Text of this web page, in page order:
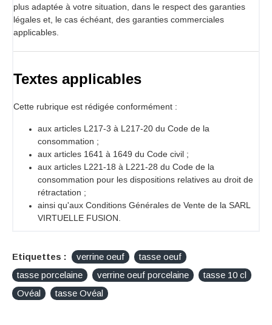
plus adaptée à votre situation, dans le respect des garanties
légales et, le cas échéant, des garanties commerciales
applicables.
Textes applicables
Cette rubrique est rédigée conformément :
aux articles L217-3 à L217-20 du Code de la
consommation ;
aux articles 1641 à 1649 du Code civil ;
aux articles L221-18 à L221-28 du Code de la
consommation pour les dispositions relatives au droit de
rétractation ;
ainsi qu'aux Conditions Générales de Vente de la SARL
VIRTUELLE FUSION.
Etiquettes : verrine oeuf
tasse oeuf
tasse porcelaine
verrine oeuf porcelaine
tasse 10 cl
Ovéal
tasse Ovéal